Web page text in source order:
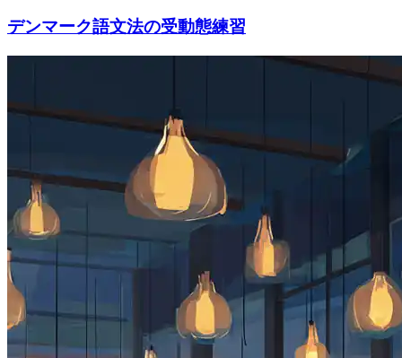
デンマーク語文法の受動態練習